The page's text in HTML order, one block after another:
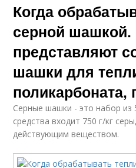
Когда
серной шашкой.
представляют
шашки для
поликарбоната,
Серные шашки - это набор из
средства входит 750 г/кг
действующим веществом.